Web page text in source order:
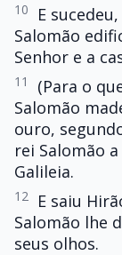
10
E
Salomão
Senhor e a
11
(Para o
Salomão
ouro,
rei Salomão
Galileia.
12
E saiu
Salomão lhe
seus olhos.